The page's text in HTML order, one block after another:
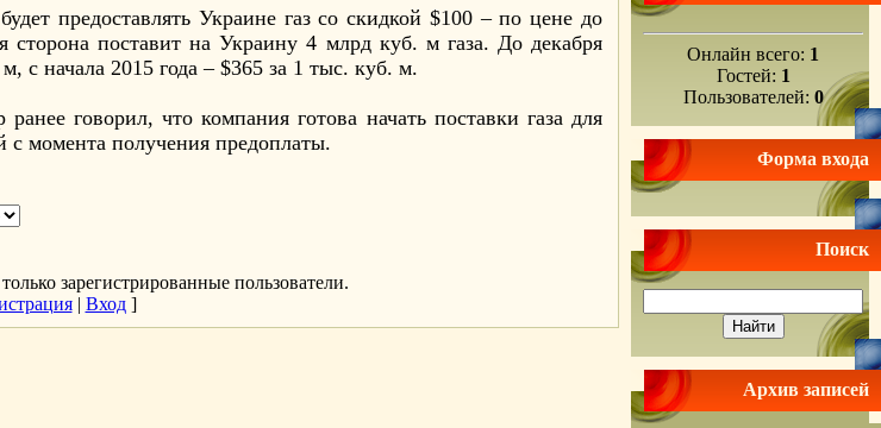
предоставлять Украине газ со скидкой $100 – по цене до
поставит на Украину 4 млрд куб. м газа. До декабря
с начала 2015 года – $365 за 1 тыс. куб. м.
говорил, что компания готова начать поставки газа для
с момента получения предоплаты.
зарегистрированные пользователи.
| Вход]
Онлайн всего: 1
Гостей: 1
Пользователей: 0
Форма входа
Поиск
Архив записей